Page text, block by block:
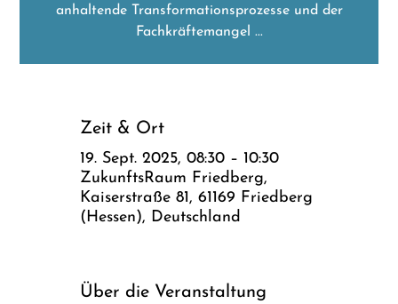
anhaltende Transformationsprozesse und der
Fachkräftemangel ...
Zeit & Ort
19. Sept. 2025, 08:30 – 10:30
ZukunftsRaum Friedberg,
Kaiserstraße 81, 61169 Friedberg
(Hessen), Deutschland
Über die Veranstaltung